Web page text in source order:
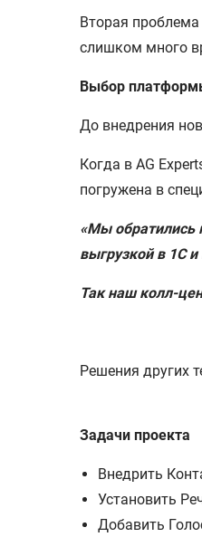
Вторая
слишком много
Выбор
До внедрения
Когда в AG
погружена в
«Мы обратились
выгрузкой в 1С
Так наш колл-
Решения других
Задачи проекта
Внедрить
Установить
Добавить